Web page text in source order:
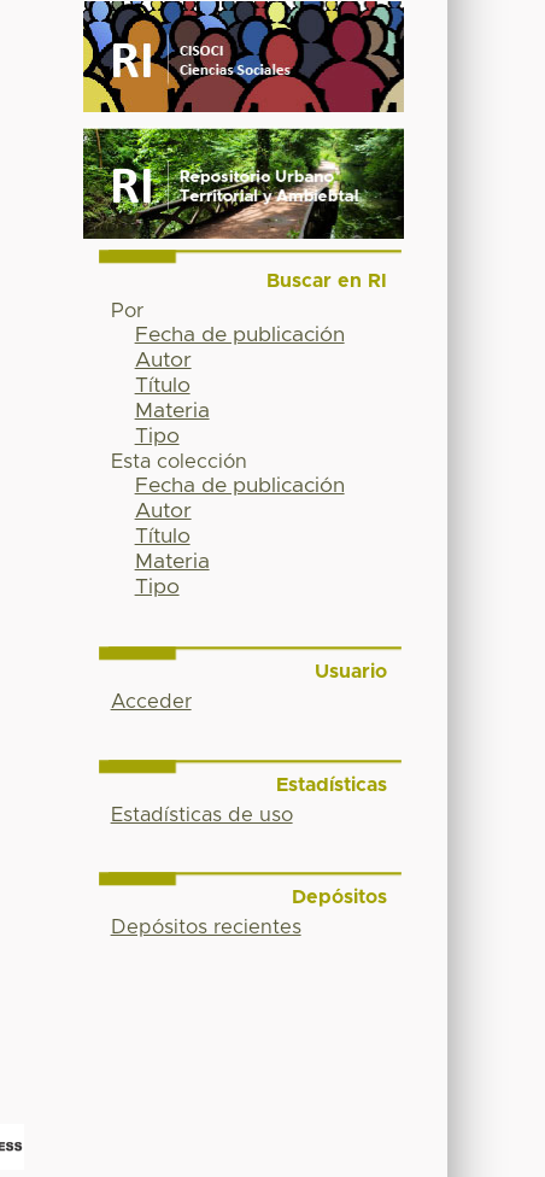
Buscar en RI
Por
Fecha de publicación
Autor
Título
Materia
Tipo
Esta colección
Fecha de publicación
Autor
Título
Materia
Tipo
Usuario
Acceder
Estadísticas
Estadísticas de uso
Depósitos
Depósitos recientes